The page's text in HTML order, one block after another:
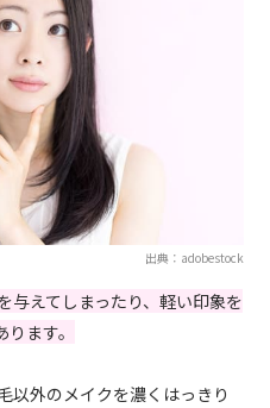
出典：adobestock
与えてしまったり、軽い印象を
ます。
以外のメイクを濃くはっきり